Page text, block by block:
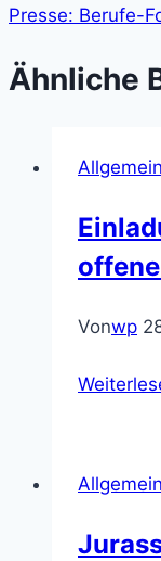
Presse: Berufe-
Ähnliche
Allgemein
Vonwp
Allgemein